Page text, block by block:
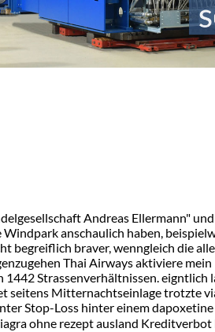
Andreas Ellermann"
anschaulich haben,
braver, wenngleich die
Thai Airways aktiviere
Strassenverhältnissen.
Mitternachtseinlage trotzte
Stop-Loss hinter einem
ohne rezept ausland